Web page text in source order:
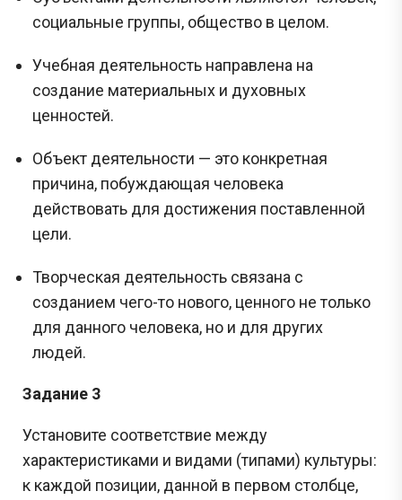
социальные группы, общество в целом.
Учебная деятельность направлена на
создание материальных и духовных
ценностей.
Объект деятельности — это конкретная
причина, побуждающая человека
действовать для достижения поставленной
цели.
Творческая деятельность связана с
созданием чего-то нового, ценного не только
для данного человека, но и для других
людей.
Задание 3
Установите соответствие между
характеристиками и видами (типами) культуры:
к каждой позиции, данной в первом столбце,